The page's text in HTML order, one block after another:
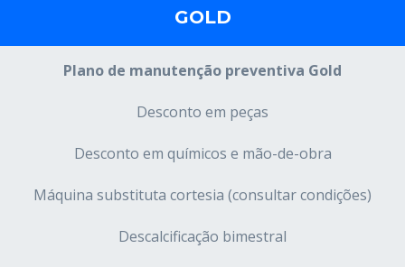
GOLD
Plano de manutenção preventiva Gold
Desconto em peças
Desconto em químicos e mão-de-obra
Máquina substituta cortesia (consultar condições)
Descalcificação bimestral